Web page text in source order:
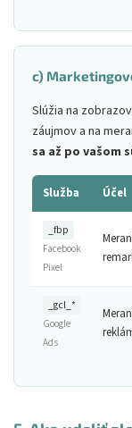
c)
Slúžia na
záujmov a na
sa až po vašom
Služba Účel
_fbp
Facebook
Pixel
_gcl_*
Google
Ads